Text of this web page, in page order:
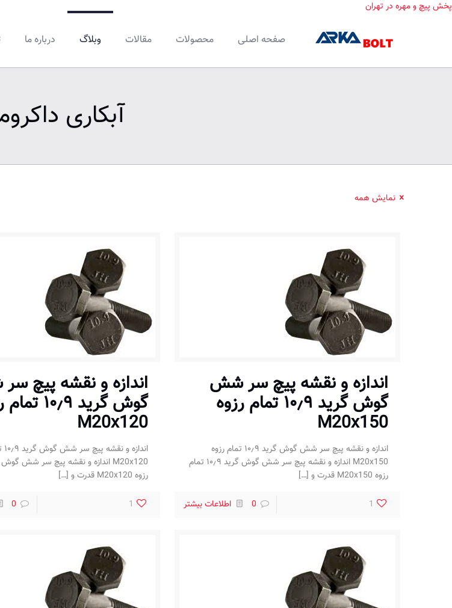
پخش پیچ و مهره در تهران
صفحه اصلی محصولات مقالات وبلاگ درباره ما
آبکاری
نمایش همه
اندازه و نقشه پیچ سر شش
گوش گرید ۱۰٫۹ تمام رزوه
M20x150
اندازه و نقشه پیچ سر شش گوش گرید ۱۰٫۹ تمام رزوه
M20x150 اندازه و نقشه پیچ سر شش گوش گرید ۱۰٫۹ تمام
رزوه M20x150 قدرت و
[…]
1
0 اطلاعات بیشتر
اندازه و نقشه پیچ
گوش گرید
M20x120
رزوه M20x120 قدرت و
[…]
1
0